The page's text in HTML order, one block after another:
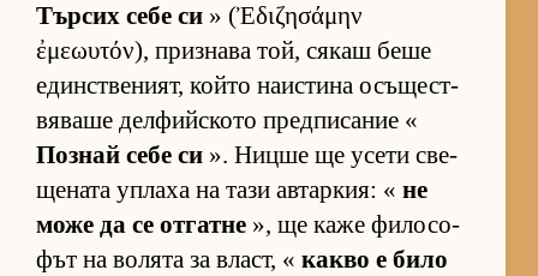
Тър­сих себе си » (Ἐδιζησάμην
ἐμεωυτόν), приз­нава той, ся­каш беше
един­с­т­ве­ни­ят, който на­ис­тина осъ­щес­т­
вя­ваше дел­фийс­кото пред­пи­са­ние «
Поз­най себе си ». Ницше ще усети све­
ще­ната уп­лаха на тази ав­тар­кия: « не
може да се от­гатне », ще каже фи­ло­со­
фът на во­лята за власт, « какво е било